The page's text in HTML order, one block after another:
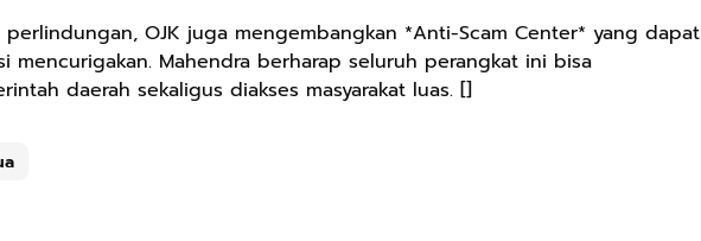
OJK juga mengembangkan *Anti-Scam Center* yang dapat
mencurigakan. Mahendra berharap seluruh perangkat ini bisa
daerah sekaligus diakses masyarakat luas. []